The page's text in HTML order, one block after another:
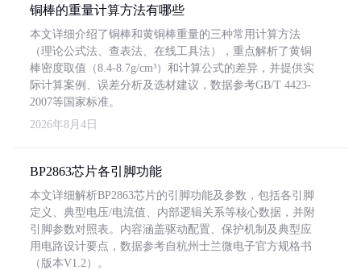
铜棒的重量计算方法有哪些
本文详细介绍了铜棒和黄铜棒重量的三种常用计算方法
（理论公式法、查表法、在线工具法），重点解析了黄铜
棒密度取值（8.4-8.7g/cm³）和计算公式的差异，并提供实
际计算案例、误差分析及选材建议，数据参考GB/T 4423-
2007等国家标准。
2026年8月4日
BP2863芯片各引脚功能
本文详细解析BP2863芯片的引脚功能及参数，包括各引脚
定义、典型电压/电流值、内部逻辑关系等核心数据，并附
引脚参数对照表。内容涵盖驱动配置、保护机制及典型应
用电路设计要点，数据参考自杭州士兰微电子官方规格书
（版本V1.2）。